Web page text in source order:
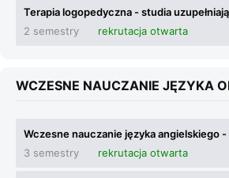
Terapia logopedyczna - studia
2 semestry
rekrutacja otwarta
WCZESNE NAUCZANIE JĘZYKA
Wczesne nauczanie języka angielskiego -
3 semestry
rekrutacja otwarta